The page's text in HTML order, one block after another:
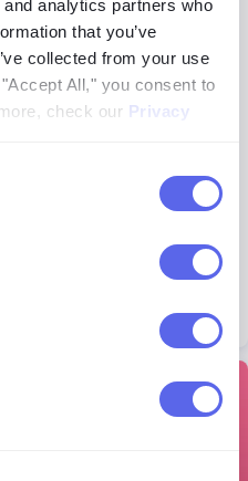
analytics partners who
that you’ve
collected from your use
All," you consent to
check our Privacy
며 어떻게 사용하나요?
빠르게 삭제하고 싶은 사
최신 기능입니다. 이미
삭제를 요청할 때 사용할
수 있는 이메일을 자동으로
방법을 알아보세요.
28.07.2026